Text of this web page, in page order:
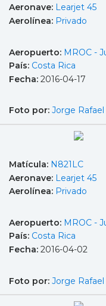
Aeronave: Learjet 45
Aerolínea: Privado
Aeropuerto: MROC -
País: Costa Rica
Fecha: 2016-04-17
Foto por: Jorge
Matícula: N821LC
Aeronave: Learjet 45
Aerolínea: Privado
Aeropuerto: MROC -
País: Costa Rica
Fecha: 2016-04-02
Foto por: Jorge